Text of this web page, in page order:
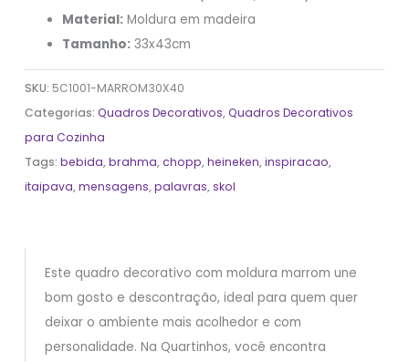
Material: Moldura em madeira
Tamanho: 33x43cm
SKU: 5C1001-MARROM30X40
Categorias:Quadros Decorativos,Quadros Decorativos
para Cozinha
Tags:bebida,brahma,chopp,heineken,inspiracao,
itaipava,mensagens,palavras,skol
Este quadro decorativo com moldura marrom une
bom gosto e descontração, ideal para quem quer
deixar o ambiente mais acolhedor e com
personalidade. Na Quartinhos, você encontra